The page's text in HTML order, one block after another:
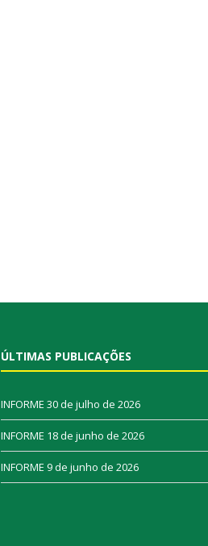
ÚLTIMAS PUBLICAÇÕES
INFORME 30 de julho de 2026
INFORME 18 de junho de 2026
INFORME 9 de junho de 2026